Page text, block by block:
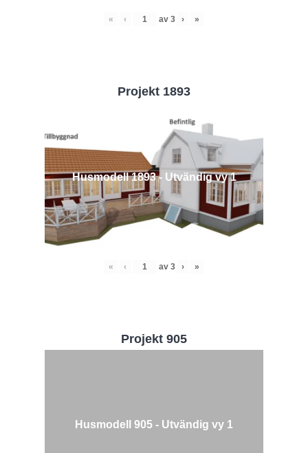
« ‹ av 3 › »
Projekt 1893
Husmodell 1893 - Utvändig vy 1
« ‹ av 3 › »
Projekt 905
Husmodell 905 - Utvändig vy 1